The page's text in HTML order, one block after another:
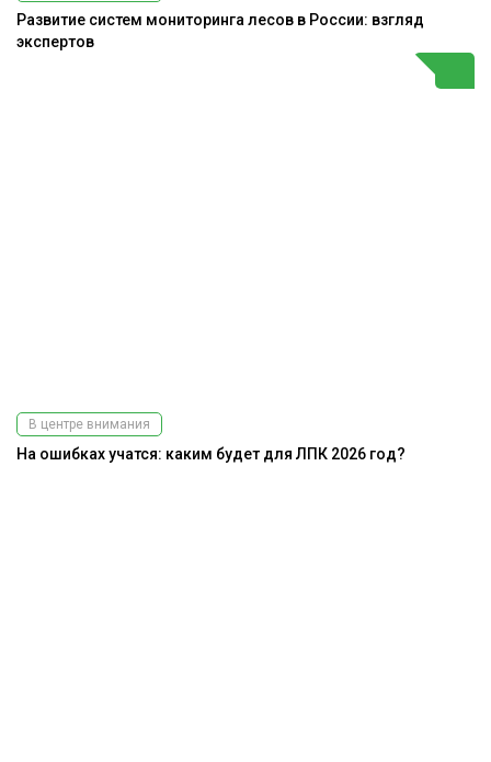
Развитие систем мониторинга лесов в России: взгляд
экспертов
В центре внимания
На ошибках учатся: каким будет для ЛПК 2026 год?